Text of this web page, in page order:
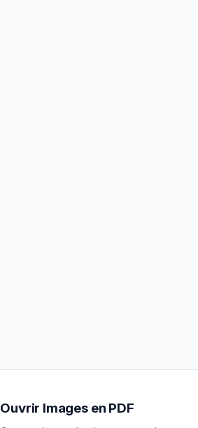
Ouvrir Images en PDF
Assistant IGY